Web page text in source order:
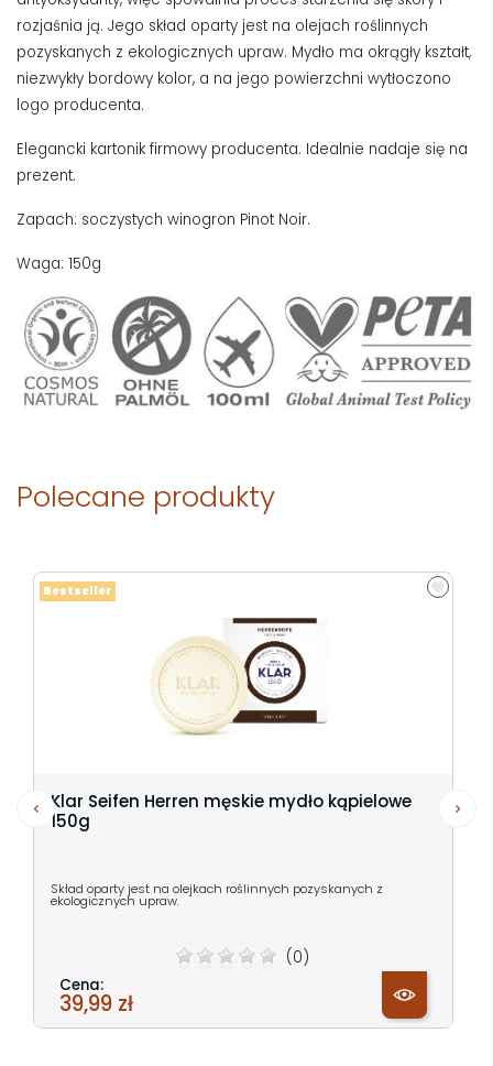
rozjaśnia ją. Jego skład oparty jest na olejach roślinnych
pozyskanych z ekologicznych upraw. Mydło ma okrągły kształt,
niezwykły bordowy kolor, a na jego powierzchni wytłoczono
logo producenta.
Elegancki kartonik firmowy producenta. Idealnie nadaje się na
prezent.
Zapach: soczystych winogron Pinot Noir.
Waga: 150g
Polecane produkty
Klar Seifen Herren męskie mydło kąpielowe
150g
Skład oparty jest na olejkach roślinnych pozyskanych z
ekologicznych upraw.
(0)
Cena:
39,99 zł
Bestseller